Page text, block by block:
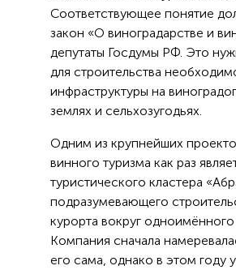
Соответствующее понятие
закон «О виноградарстве и
депутаты Госдумы РФ. Это
для строительства
инфраструктуры на
землях и сельхозугодьях.
Одним из крупнейших
винного туризма как раз
туристического кластера
подразумевающего
курорта вокруг одноимённого
Компания сначала
его сама, однако в этом году